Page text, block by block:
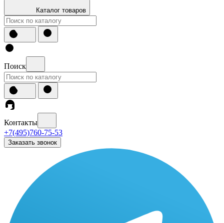
Каталог товаров
Поиск
Контакты
+7(495)760-75-53
Заказать звонок